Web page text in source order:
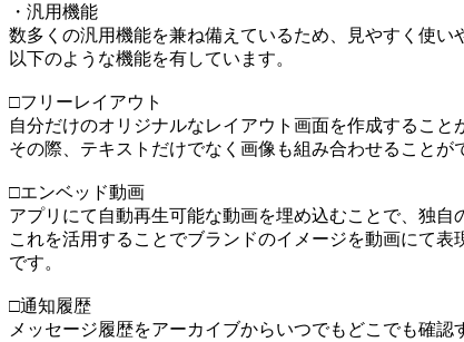
・汎用機能
数多くの汎用機能を兼ね備えているため、見やすく使い
以下のような機能を有しています。
□フリーレイアウト
自分だけのオリジナルなレイアウト画面を作成すること
その際、テキストだけでなく画像も組み合わせることが
□エンベッド動画
アプリにて自動再生可能な動画を埋め込むことで、独自
これを活用することでブランドのイメージを動画にて
です。
□通知履歴
メッセージ履歴をアーカイブからいつでもどこでも確認